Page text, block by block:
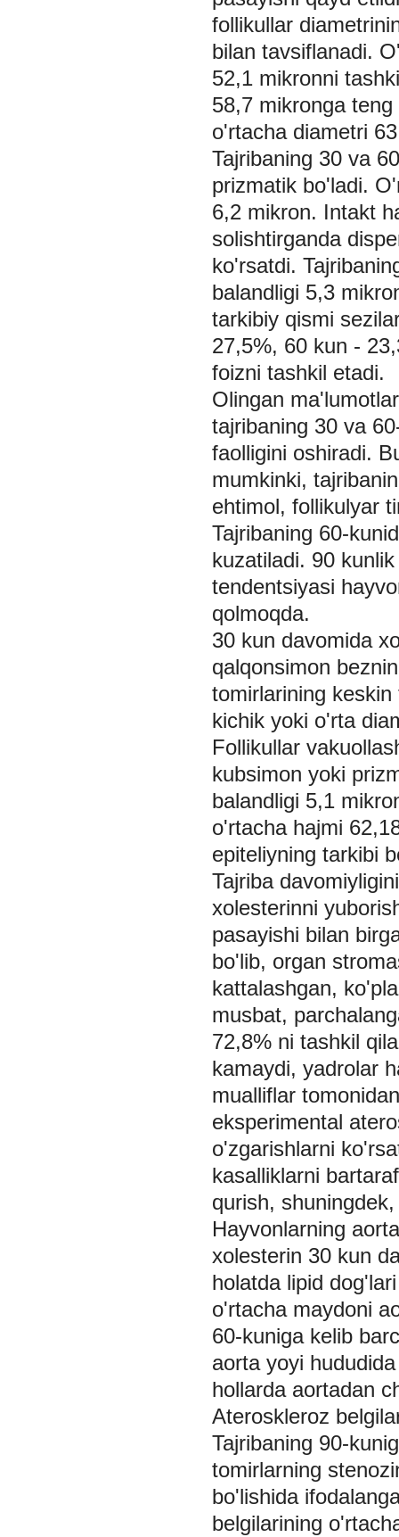
follikullar
bilan tavsiflanadi.
52,1 mikronni
58,7 mikronga
o'rtacha diametri
Tajribaning 30 va
prizmatik bo'ladi.
6,2 mikron. Intakt
solishtirganda
ko'rsatdi.
balandligi 5,3
tarkibiy qismi
27,5%, 60 kun -
foizni tashkil etadi.
Olingan
tajribaning 30 va
faolligini oshiradi.
mumkinki,
ehtimol, follikulyar
Tajribaning 60-
kuzatiladi. 90
tendentsiyasi
qolmoqda.
30 kun davomida
qalqonsimon
tomirlarining
kichik yoki o'rta
Follikullar
kubsimon yoki
balandligi 5,1
o'rtacha hajmi
epiteliyning tarkibi
Tajriba
xolesterinni
pasayishi bilan
bo'lib, organ
kattalashgan,
musbat,
72,8% ni tashkil
kamaydi, yadrolar
mualliflar
eksperimental
o'zgarishlarni
kasalliklarni
qurish,
Hayvonlarning
xolesterin 30 kun
holatda lipid
o'rtacha maydoni
60-kuniga kelib
aorta yoyi
hollarda aortadan
Ateroskleroz
Tajribaning 90-
tomirlarning
bo'lishida
belgilarining